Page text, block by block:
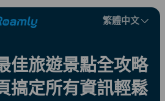
繁體中文
佳旅遊景點全攻略
定所有資訊輕鬆